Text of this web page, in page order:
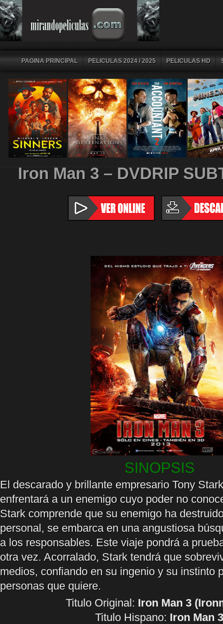
PAGINA PRINCIPAL PELICULAS 2024 / 2025 PELICULAS HD
Iron Man 3 – DVDRIP
SINOPSIS
El descarado y brillante empresario Tony
enfrentará a un enemigo cuyo poder no
Stark comprende que su enemigo ha
personal, se embarca en una angustiosa
a los responsables. Este viaje pondrá a
otra vez. Acorralado, Stark tendrá que
medios, confiando en su ingenio y su instinto
personas que quiere.
Titulo Original: Iron Man 3
Titulo Hispano: Iron Man 3